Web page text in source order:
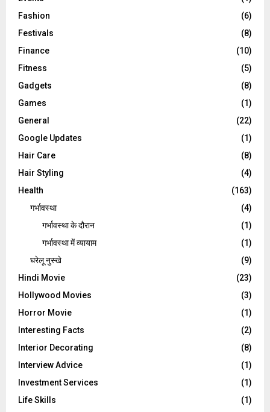
Fashion
(6)
Festivals
(8)
Finance
(10)
Fitness
(5)
Gadgets
(8)
Games
(1)
General
(22)
Google Updates
(1)
Hair Care
(8)
Hair Styling
(4)
Health
(163)
गर्भावस्था
(4)
गर्भावस्‍था के दौरान
(1)
गर्भावस्था में व्यायाम
(1)
घरेलू नुस्‍खे
(9)
Hindi Movie
(23)
Hollywood Movies
(3)
Horror Movie
(1)
Interesting Facts
(2)
Interior Decorating
(8)
Interview Advice
(1)
Investment Services
(1)
Life Skills
(1)